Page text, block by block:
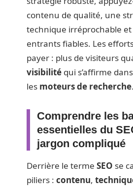
contenu de qualité, une
technique irréprochable et
entrants fiables. Les
payer : plus de visiteurs
visibilité qui s’affirme
les moteurs de recherche.
Comprendre les
essentielles du
jargon compliqué
Derrière le terme SEO se
piliers : contenu,